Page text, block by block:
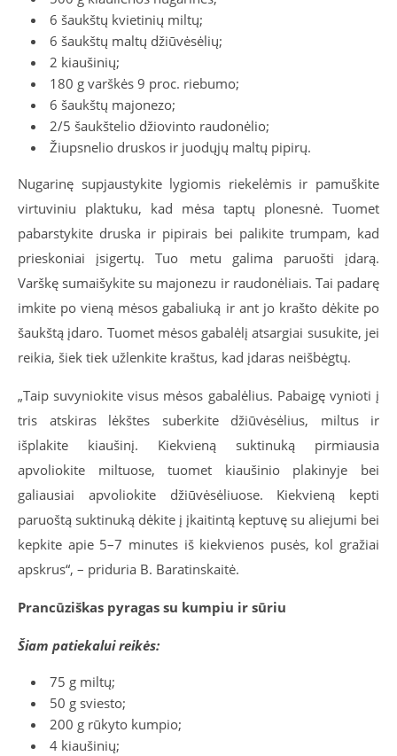
6 šaukštų kvietinių miltų;
6 šaukštų maltų džiūvėsėlių;
2 kiaušinių;
180 g varškės 9 proc. riebumo;
6 šaukštų majonezo;
2/5 šaukštelio džiovinto raudonėlio;
Žiupsnelio druskos ir juodųjų maltų pipirų.
Nugarinę supjaustykite lygiomis riekelėmis ir pamuškite
virtuviniu plaktuku, kad mėsa taptų plonesnė. Tuomet
pabarstykite druska ir pipirais bei palikite trumpam, kad
prieskoniai įsigertų. Tuo metu galima paruošti įdarą.
Varškę sumaišykite su majonezu ir raudonėliais. Tai padarę
imkite po vieną mėsos gabaliuką ir ant jo krašto dėkite po
šaukštą įdaro. Tuomet mėsos gabalėlį atsargiai susukite, jei
reikia, šiek tiek užlenkite kraštus, kad įdaras neišbėgtų.
„Taip suvyniokite visus mėsos gabalėlius. Pabaigę vynioti į
tris atskiras lėkštes suberkite džiūvėsėlius, miltus ir
išplakite kiaušinį. Kiekvieną suktinuką pirmiausia
apvoliokite miltuose, tuomet kiaušinio plakinyje bei
galiausiai apvoliokite džiūvėsėliuose. Kiekvieną kepti
paruoštą suktinuką dėkite į įkaitintą keptuvę su aliejumi bei
kepkite apie 5–7 minutes iš kiekvienos pusės, kol gražiai
apskrus“, – priduria B. Baratinskaitė.
Prancūziškas pyragas su kumpiu ir sūriu
Šiam patiekalui reikės:
75 g miltų;
50 g sviesto;
200 g rūkyto kumpio;
4 kiaušinių;